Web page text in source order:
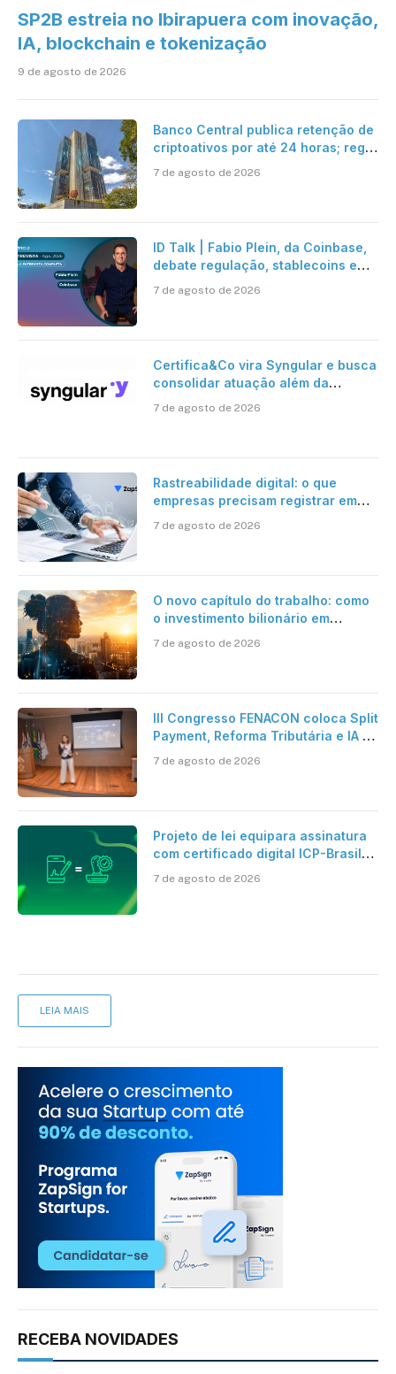
SP2B estreia no Ibirapuera com inovação,
IA, blockchain e tokenização
9 de agosto de 2026
Banco Central publica retenção de
criptoativos por até 24 horas; regra
7 de agosto de 2026
ID Talk | Fabio Plein, da Coinbase,
debate regulação, stablecoins e
7 de agosto de 2026
Certifica&Co vira Syngular e busca
consolidar atuação além da
7 de agosto de 2026
Rastreabilidade digital: o que
empresas precisam registrar em
7 de agosto de 2026
O novo capítulo do trabalho: como
o investimento bilionário em
verdadeira era da inteligência
7 de agosto de 2026
III Congresso FENACON coloca Split
Payment, Reforma Tributária e IA no
7 de agosto de 2026
Projeto de lei equipara assinatura
com certificado digital ICP-Brasil
cartório
7 de agosto de 2026
LEIA MAIS
RECEBA NOVIDADES